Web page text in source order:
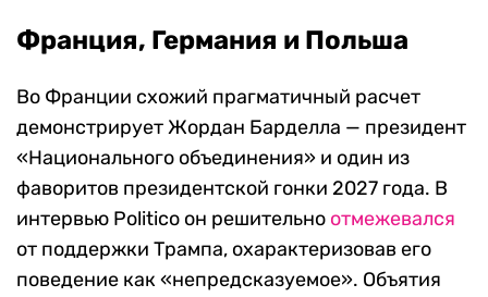
Франция, Германия и Польша
Во Франции схожий прагматичный расчет
демонстрирует Жордан Барделла — президент
«Национального объединения» и один из
фаворитов президентской гонки 2027 года. В
интервью Politico он решительно отмежевался
от поддержки Трампа, охарактеризовав его
поведение как «непредсказуемое». Объятия